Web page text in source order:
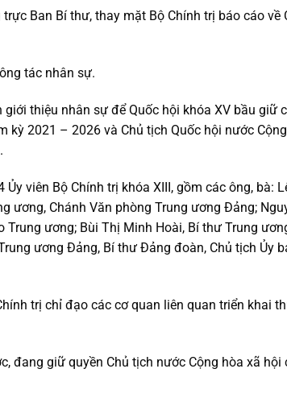
Ban Bí thư, thay mặt Bộ Chính trị báo cáo về
tác nhân sự.
thiệu nhân sự để Quốc hội khóa XV bầu giữ
kỳ 2021 – 2026 và Chủ tịch Quốc hội nước
viên Bộ Chính trị khóa XIII, gồm các ông, bà:
ương, Chánh Văn phòng Trung ương Đảng;
ương; Bùi Thị Minh Hoài, Bí thư Trung
ương Đảng, Bí thư Đảng đoàn, Chủ tịch Ủy
trị chỉ đạo các cơ quan liên quan triển khai
đang giữ quyền Chủ tịch nước Cộng hòa xã hội